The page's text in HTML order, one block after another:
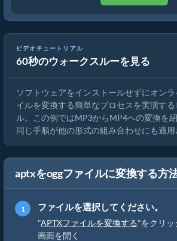
ビデオチュートリアル
60秒のウォークスルーを見る
メディアファイルの変換方法
ソフトウェアをインストールせずにオン
イルを変換する簡単なプロセスを実演す
ル。この例ではMP3からMP4への変換を
同じ手順が他の形式の組み合わせにも適用
aptxをoggファイルに変換する方
ファイルを選択してください。
"APTXファイルを変換する"をクリッ
画面を開く